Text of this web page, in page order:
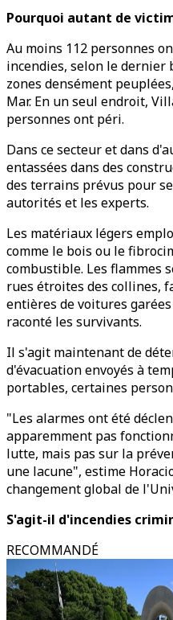
Pourquoi autant de
Au moins 112 personnes
incendies, selon le dernier
zones densément
Mar. En un seul endroit,
personnes ont péri.
Dans ce secteur et dans
entassées dans des
des terrains prévus pour
autorités et les experts.
Les matériaux légers
comme le bois ou le
combustible. Les flammes
rues étroites des collines,
entières de voitures
raconté les survivants.
Il s'agit maintenant de
d'évacuation envoyés à
portables, certaines
"Les alarmes ont été
apparemment pas
lutte, mais pas sur la
une lacune", estime
changement global de
S'agit-il d'incendies
RECOMMANDÉ